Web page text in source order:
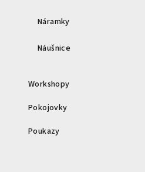
Náramky
Náušnice
Workshopy
Pokojovky
Poukazy